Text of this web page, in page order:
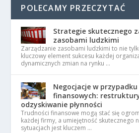
POLECAMY PRZECZYTAĆ
Strategie skutecznego
zasobami ludzkimi
Zarządzanie zasobami ludzkimi to nie
kluczowy element sukcesu każdej
dynamicznych zmian na rynku …
Negocjacje w
finansowych:
odzyskiwanie płynności
Trudności finansowe mogą stać się
każdej firmy, a umiejętność skutecznego
sytuacjach jest kluczem …